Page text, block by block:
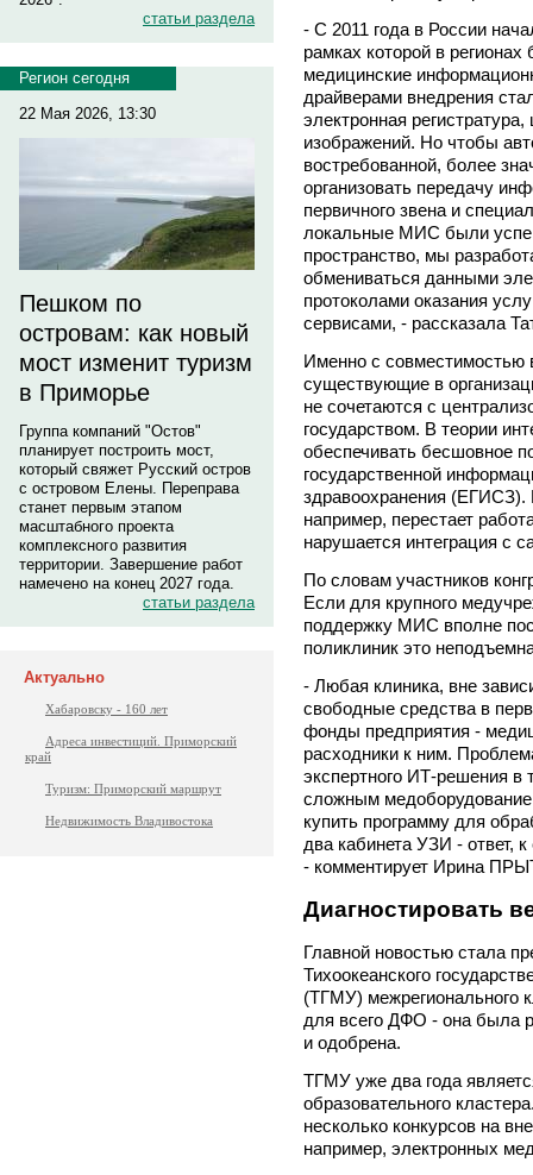
статьи раздела
Регион сегодня
22 Мая 2026, 13:30
Пешком по
островам: как новый
мост изменит туризм
в Приморье
Группа компаний "Остов"
планирует построить мост,
который свяжет Русский остров
с островом Елены. Переправа
станет первым этапом
масштабного проекта
комплексного развития
территории. Завершение работ
намечено на конец 2027 года.
статьи раздела
Актуально
Хабаровску - 160 лет
Адреса инвестиций. Приморский
край
Туризм: Приморский маршрут
Недвижимость Владивостока
- С 2011 года в России
рамках которой в
медицинские
драйверами внедрения
электронная
изображений. Но чтобы
востребованной, более
организовать передачу
первичного звена и
локальные МИС были
пространство, мы
обмениваться данными
протоколами оказания
сервисами, - рассказала
Именно с
существующие в
не сочетаются с
государством. В теории
обеспечивать бесшовное
государственной
здравоохранения (ЕГИСЗ).
например, перестает
нарушается интеграция с
По словам участников
Если для крупного
поддержку МИС вполне
поликлиник это
- Любая клиника, вне
свободные средства в
фонды предприятия -
расходники к ним.
экспертного ИТ-решения в
сложным
купить программу для
два кабинета УЗИ - ответ,
- комментирует Ирина
Диагностировать
Главной новостью стала
Тихоокеанского
(ТГМУ) межрегионального
для всего ДФО - она была
и одобрена.
ТГМУ уже два года
образовательного
несколько конкурсов на
например, электронных